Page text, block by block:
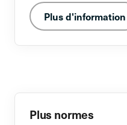
Plus d'information
Plus normes